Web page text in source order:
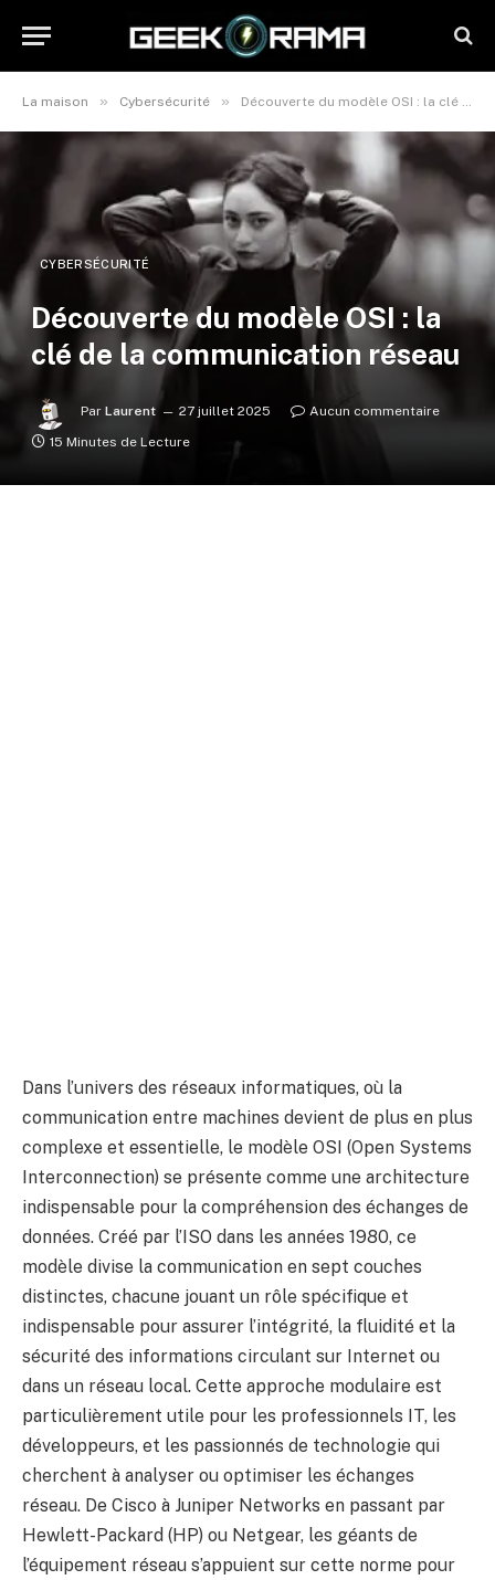
La maison » Cybersécurité » Découverte du modèle OSI : la clé de la communication réseau
CYBERSÉCURITÉ
Découverte du modèle OSI : la
clé de la communication réseau
Par Laurent 27 juillet 2025
Aucun commentaire
15 Minutes de Lecture
Dans l’univers des réseaux informatiques, où la
communication entre machines devient de plus en plus
complexe et essentielle, le modèle OSI (Open Systems
Interconnection) se présente comme une architecture
indispensable pour la compréhension des échanges de
données. Créé par l’ISO dans les années 1980, ce
modèle divise la communication en sept couches
distinctes, chacune jouant un rôle spécifique et
indispensable pour assurer l’intégrité, la fluidité et la
sécurité des informations circulant sur Internet ou
dans un réseau local. Cette approche modulaire est
particulièrement utile pour les professionnels IT, les
développeurs, et les passionnés de technologie qui
cherchent à analyser ou optimiser les échanges
réseau. De Cisco à Juniper Networks en passant par
Hewlett-Packard (HP) ou Netgear, les géants de
l’équipement réseau s’appuient sur cette norme pour